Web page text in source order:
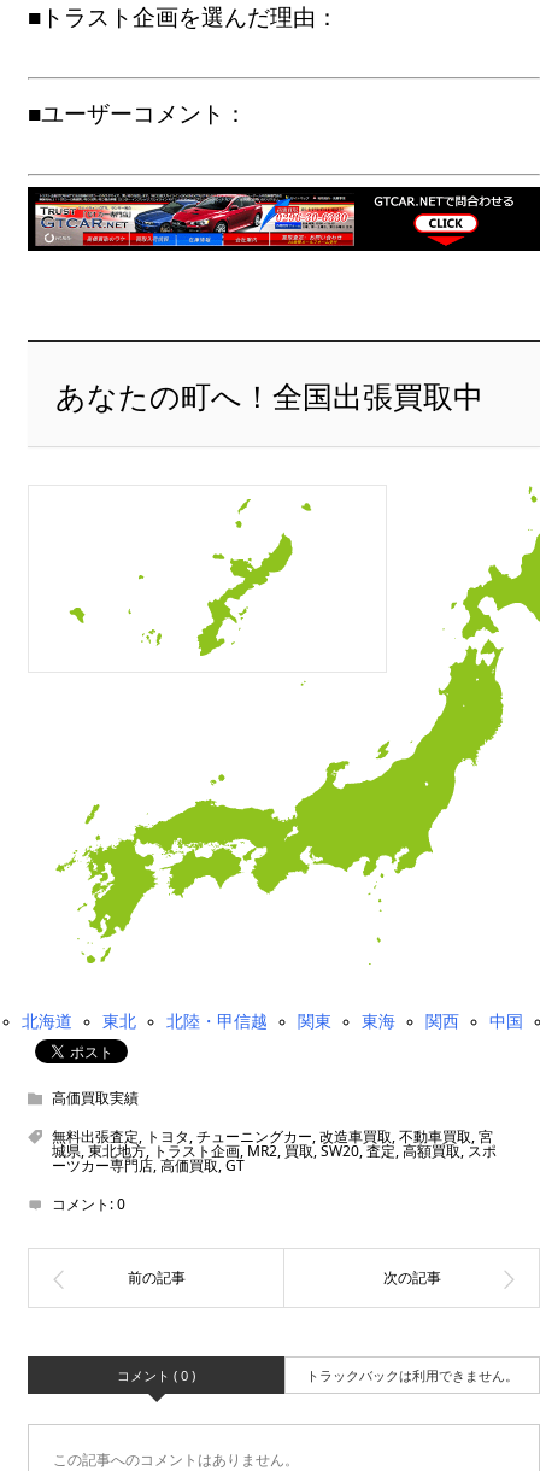
■トラスト企画を選んだ理由：
■ユーザーコメント：
あなたの町へ！全国出張買取中
北海道 東北 北陸・甲信越 関東 東海 関西 中国
高価買取実績
無料出張査定, トヨタ,チューニングカー,改造車買取,不動車買取,宮
城県,東北地方, トラスト企画, MR2, 買取,SW20,査定,高額買取, スポ
ーツカー専門店,高価買取,GT
コメント:0
コメント ( 0 ) トラックバックは利用できません。
この記事へのコメントはありません。